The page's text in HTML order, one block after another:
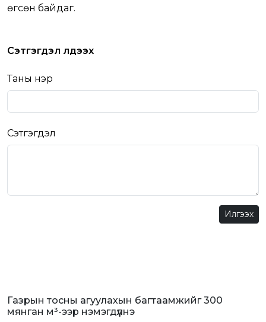
өгсөн байдаг.
Сэтгэгдэл үлдээх
Таны нэр
Сэтгэгдэл
Илгээх
Газрын тосны агуулахын багтаамжийг 300
мянган м³-ээр нэмэгдүүлнэ